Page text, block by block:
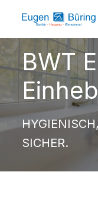
BWT
SICHER.